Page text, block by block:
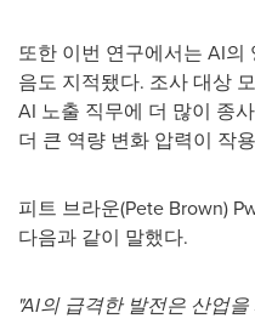
또한 이번 연구에서는 AI의
음도 지적됐다. 조사 대상
AI 노출 직무에 더 많이 종
더 큰 역량 변화 압력이 작
피트 브라운(Pete Brown)
다음과 같이 말했다.
"AI의 급격한 발전은 산업